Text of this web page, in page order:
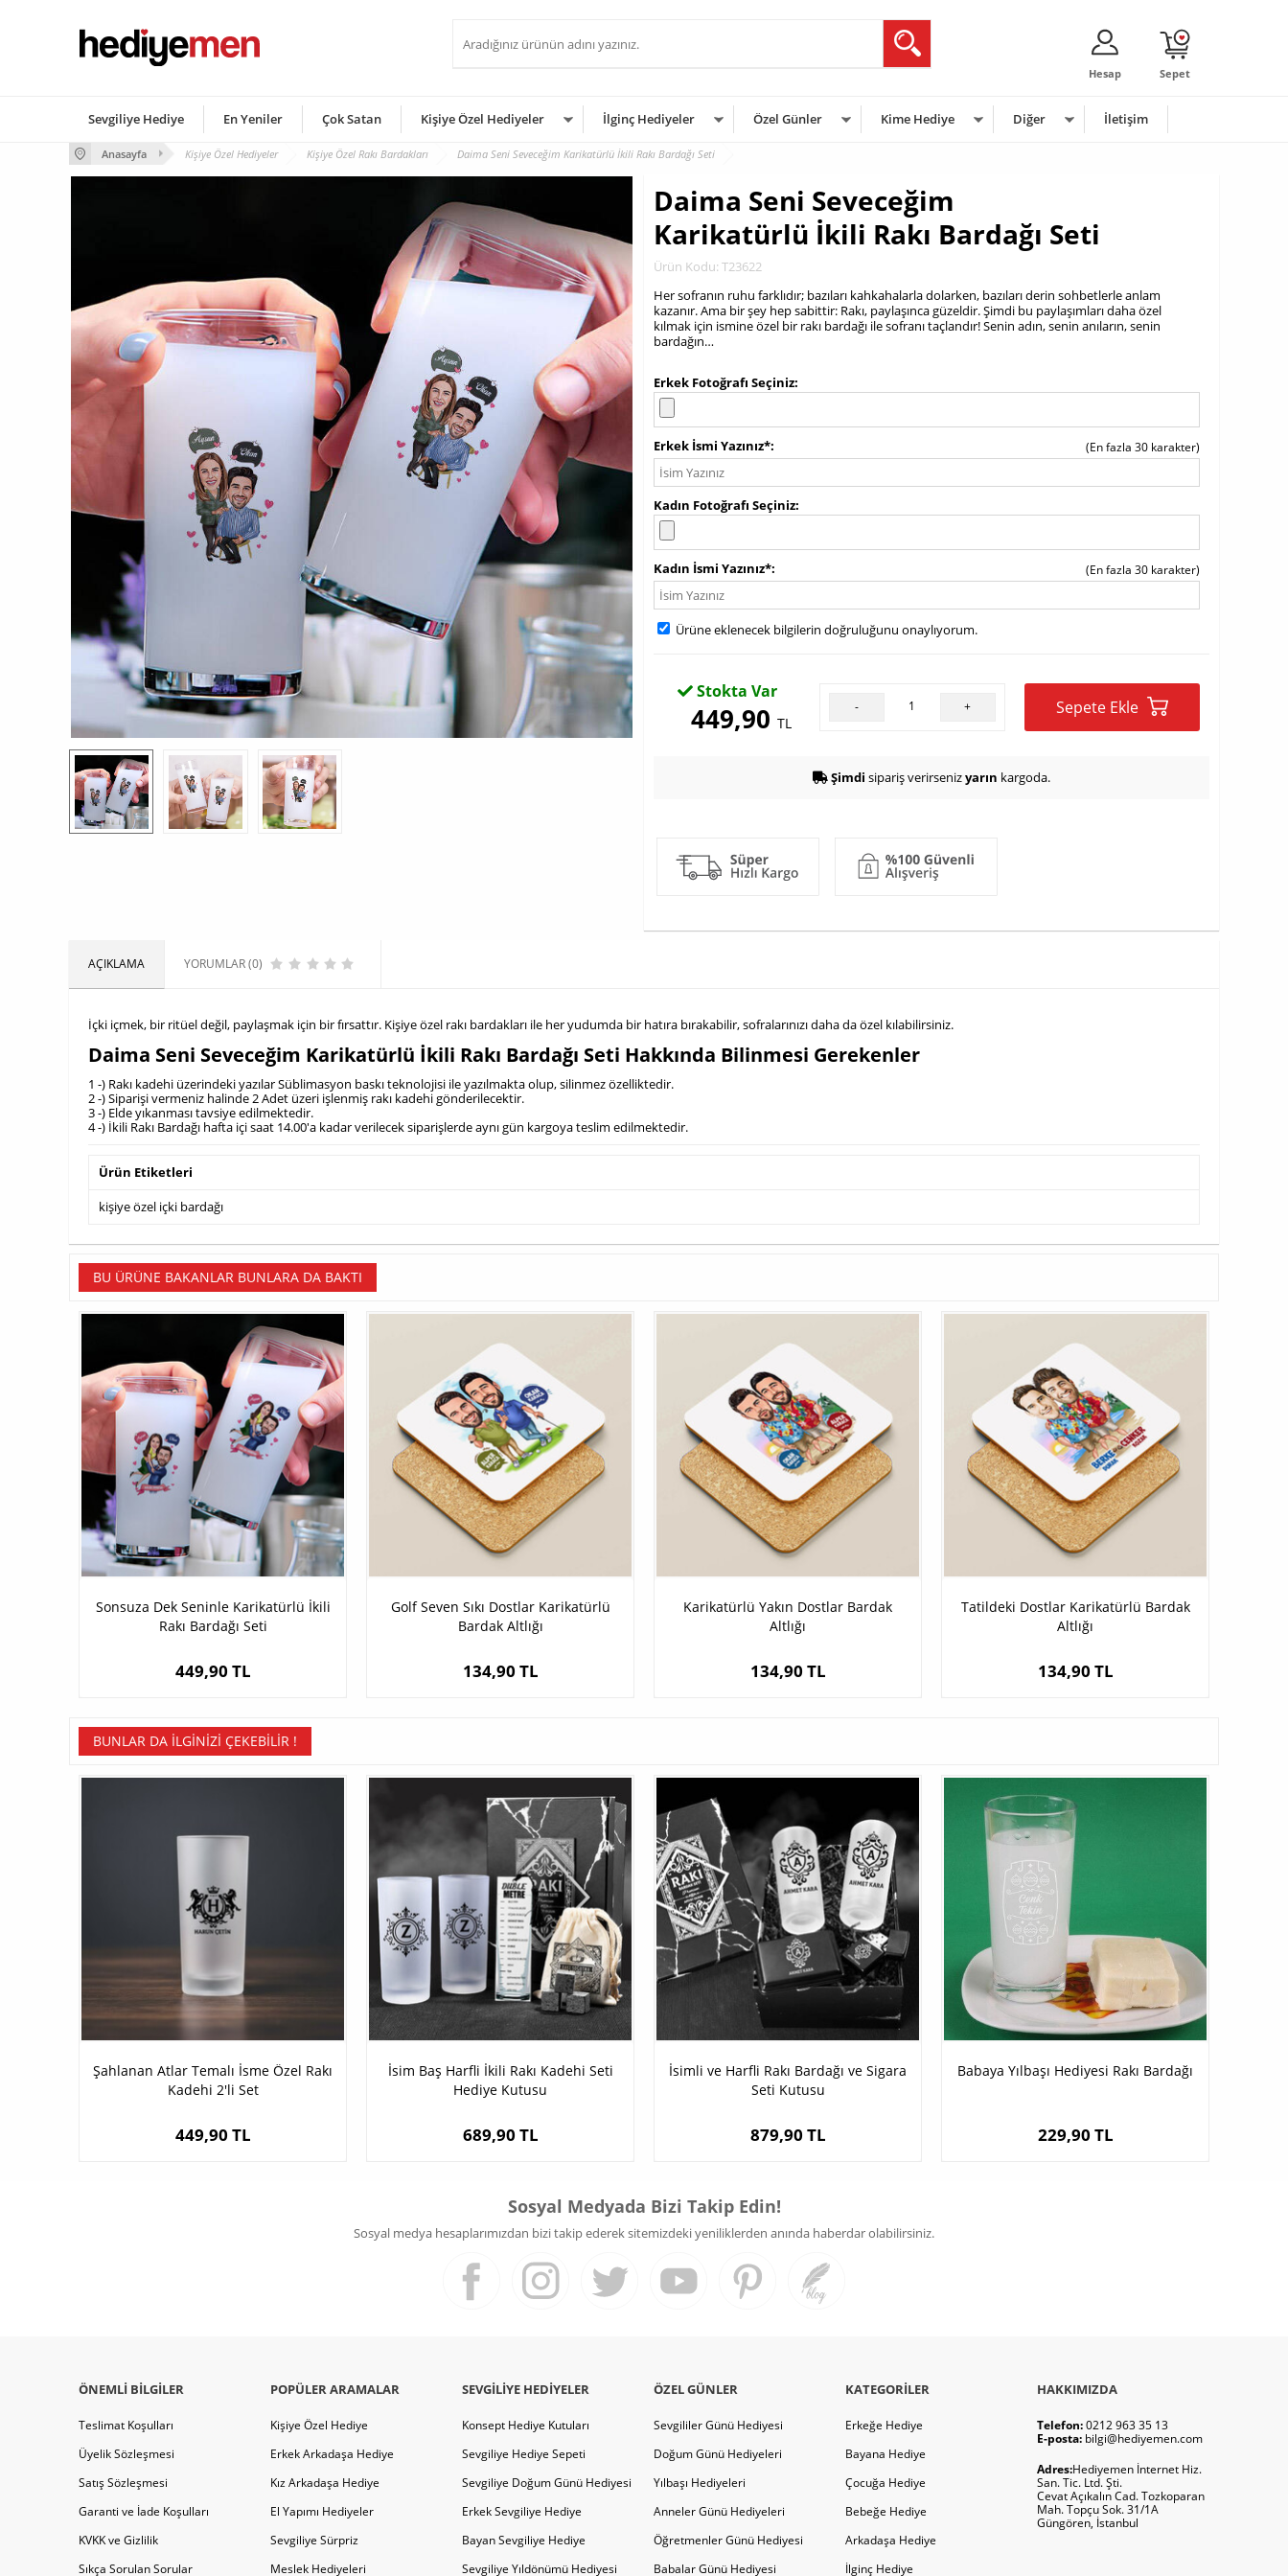
Sepet
Hesap
Sevgiliye Hediye En Yeniler Çok Satan Kişiye Özel Hediyeler İlginç Hediyeler Özel Günler Kime Hediye Diğer İletişim
Anasayfa Kişiye Özel Hediyeler Kişiye Özel Rakı Bardakları Daima Seni Seveceğim Karikatürlü İkili Rakı Bardağı Seti
Daima Seni Seveceğim
Karikatürlü İkili Rakı Bardağı Seti
Ürün Kodu: T23622
Her sofranın ruhu farklıdır; bazıları kahkahalarla dolarken, bazıları derin sohbetlerle anlam
kazanır. Ama bir şey hep sabittir: Rakı, paylaşınca güzeldir. Şimdi bu paylaşımları daha özel
kılmak için ismine özel bir rakı bardağı ile sofranı taçlandır! Senin adın, senin anıların, senin
bardağın…
Erkek Fotoğrafı Seçiniz
Erkek İsmi Yazınız* (En fazla 30 karakter)
Kadın Fotoğrafı Seçiniz
Kadın İsmi Yazınız* (En fazla 30 karakter)
Ürüne eklenecek bilgilerin doğruluğunu onaylıyorum.
Stokta Var
449,90TL
- + Sepete Ekle
Şimdi sipariş verirsenizyarın kargoda.
AÇIKLAMA YORUMLAR (0)
İçki içmek, bir ritüel değil, paylaşmak için bir fırsattır. Kişiye özel rakı bardakları ile her yudumda bir hatıra bırakabilir, sofralarınızı daha da özel kılabilirsiniz.
Daima Seni Seveceğim Karikatürlü İkili Rakı Bardağı Seti Hakkında Bilinmesi Gerekenler
1 -) Rakı kadehi üzerindeki yazılar Süblimasyon baskı teknolojisi ile yazılmakta olup, silinmez özelliktedir.
2 -) Siparişi vermeniz halinde 2 Adet üzeri işlenmiş rakı kadehi gönderilecektir.
3 -) Elde yıkanması tavsiye edilmektedir.
4 -) İkili Rakı Bardağı hafta içi saat 14.00'a kadar verilecek siparişlerde aynı gün kargoya teslim edilmektedir.
Ürün Etiketleri
kişiye özel içki bardağı
BU ÜRÜNE BAKANLAR BUNLARA DA BAKTI
Sonsuza Dek Seninle Karikatürlü İkili
Rakı Bardağı Seti
449,90 TL
Golf Seven Sıkı Dostlar Karikatürlü
Bardak Altlığı
134,90 TL
Karikatürlü Yakın Dostlar Bardak
Altlığı
134,90 TL
Tatildeki Dostlar Karikatürlü Bardak
Altlığı
134,90 TL
BUNLAR DA İLGINIZI ÇEKEBILIR !
Şahlanan Atlar Temalı İsme Özel Rakı
Kadehi 2'li Set
449,90 TL
İsim Baş Harfli İkili Rakı Kadehi Seti
Hediye Kutusu
689,90 TL
İsimli ve Harfli Rakı Bardağı ve Sigara
Seti Kutusu
879,90 TL
Babaya Yılbaşı Hediyesi Rakı Bardağı
229,90 TL
Sosyal Medyada Bizi Takip Edin!
Sosyal medya hesaplarımızdan bizi takip ederek sitemizdeki yeniliklerden anında haberdar olabilirsiniz.
ÖNEMLI BILGILER
Teslimat Koşulları
Üyelik Sözleşmesi
Satış Sözleşmesi
Garanti ve İade Koşulları
KVKK ve Gizlilik
Sıkça Sorulan Sorular
POPÜLER ARAMALAR
Kişiye Özel Hediye
Erkek Arkadaşa Hediye
Kız Arkadaşa Hediye
El Yapımı Hediyeler
Sevgiliye Sürpriz
Meslek Hediyeleri
SEVGILIYE HEDIYELER
Konsept Hediye Kutuları
Sevgiliye Hediye Sepeti
Sevgiliye Doğum Günü Hediyesi
Erkek Sevgiliye Hediye
Bayan Sevgiliye Hediye
Sevgiliye Yıldönümü Hediyesi
ÖZEL GÜNLER
Sevgililer Günü Hediyesi
Doğum Günü Hediyeleri
Yılbaşı Hediyeleri
Anneler Günü Hediyeleri
Öğretmenler Günü Hediyesi
Babalar Günü Hediyesi
KATEGORILER
Erkeğe Hediye
Bayana Hediye
Çocuğa Hediye
Bebeğe Hediye
Arkadaşa Hediye
İlginç Hediye
HAKKIMIZDA
Telefon:0212 963 35 13
E-posta: bilgi@hediyemen.com
Adres:Hediyemen İnternet Hiz.
San. Tic. Ltd. Şti.
Cevat Açıkalın Cad. Tozkoparan
Mah. Topçu Sok. 31/1A
Güngören, İstanbul